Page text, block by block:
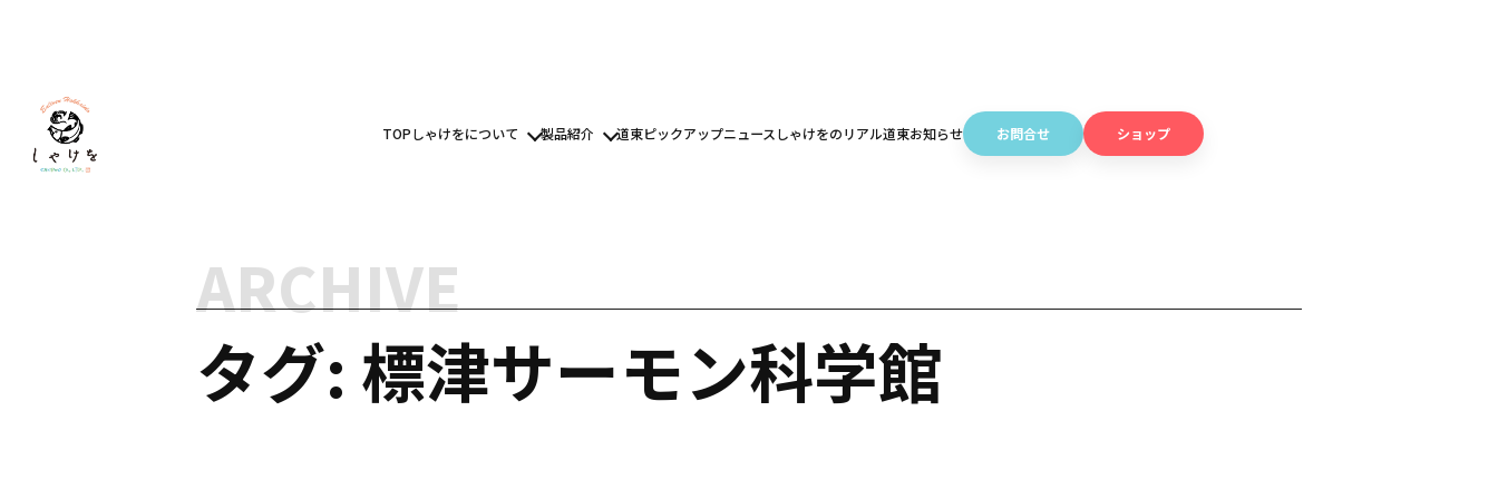
TOPしゃけをについて 製品紹介 道東ピックアップニュース しゃけをのリアル道東お知らせ お問合せ ショップ
ARCHIVE
タグ: 標津サーモン科学館